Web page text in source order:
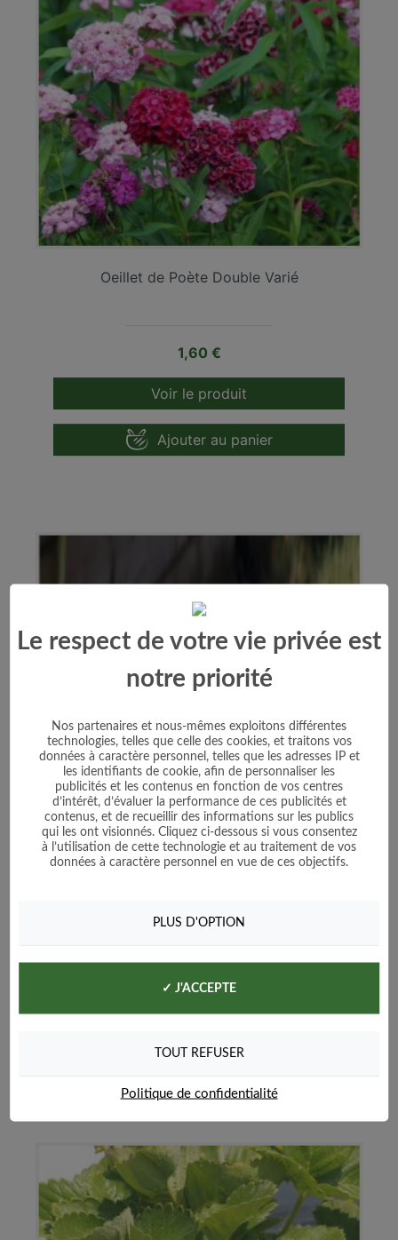
Oeillet de Poète Double Varié
Prix
1,60 €
Voir le produit
Ajouter au panier
Prix
1,60 €
Ajouter au panier
Le respect de votre vie privée est
notre priorité
Nos partenaires et nous-mêmes exploitons différentes
technologies, telles que celle des cookies, et traitons vos
données à caractère personnel, telles que les adresses IP et
les identifiants de cookie, afin de personnaliser les
publicités et les contenus en fonction de vos centres
d’intérêt, d’évaluer la performance de ces publicités et
contenus, et de recueillir des informations sur les publics
qui les ont visionnés. Cliquez ci-dessous si vous consentez
à l’utilisation de cette technologie et au traitement de vos
données à caractère personnel en vue de ces objectifs.
PLUS D'OPTION
✓ J'ACCEPTE
TOUT REFUSER
Politique de confidentialité